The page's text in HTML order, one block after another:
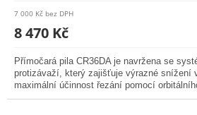
7 000 Kč bez DPH
8 470 Kč
Přímočará pila CR36DA je navržena se
protizávaží, který zajišťuje výrazné snížení
maximální účinnost řezání pomocí